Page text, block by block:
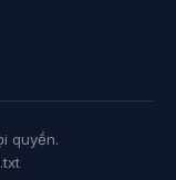
quyền.